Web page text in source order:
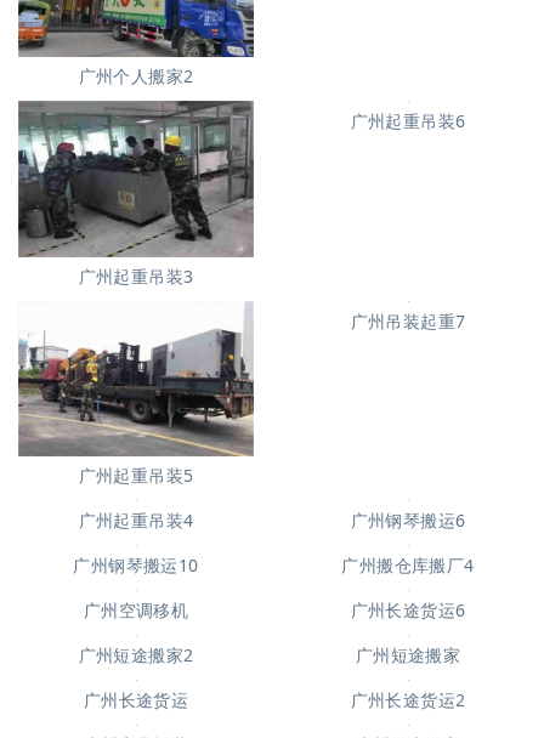
广州个人搬家2
广州起重吊装3
广州起重吊装5
广州吊装起重7
广州起重吊装4 广州钢琴搬运6
广州钢琴搬运10
广州搬仓库搬厂4